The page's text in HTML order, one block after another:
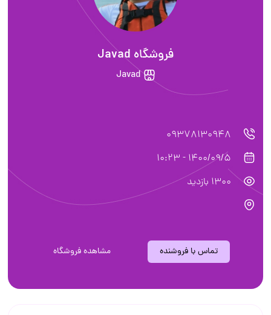
فروشگاه Javad
Javad
09378130948
1400/09/5 - 10:23
1300 بازدید
تماس با فروشنده مشاهده فروشگاه